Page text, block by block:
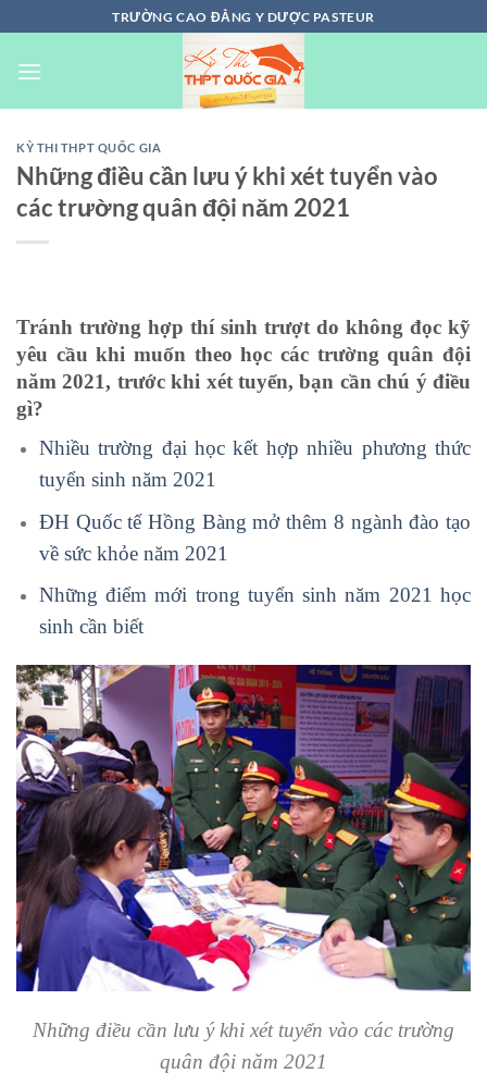
đến
nội
TRƯỜNG CAO ĐẲNG Y DƯỢC PASTEUR
KỲ THI THPT QUỐC GIA
Những điều cần lưu ý khi xét tuyển vào
các trường quân đội năm 2021
Tránh trường hợp thí sinh trượt do không đọc kỹ
yêu cầu khi muốn theo học các trường quân đội
năm 2021, trước khi xét tuyển, bạn cần chú ý điều
gì?
Nhiều trường đại học kết hợp nhiều phương thức
tuyển sinh năm 2021
ĐH Quốc tế Hồng Bàng mở thêm 8 ngành đào tạo
về sức khỏe năm 2021
Những điểm mới trong tuyển sinh năm 2021 học
sinh cần biết
Những điều cần lưu ý khi xét tuyển vào các trường
quân đội năm 2021